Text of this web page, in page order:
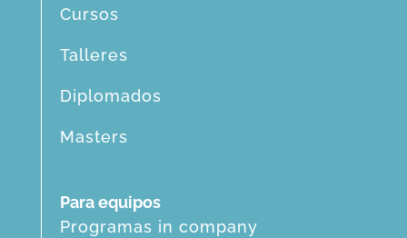
Cursos
Talleres
Diplomados
Masters
Para equipos
Programas in company